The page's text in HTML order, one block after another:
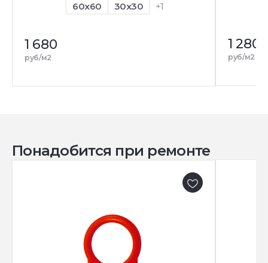
60x60 30x30 +1
1 680
руб/м2
1 280
руб/м2
Понадобится при ремонте